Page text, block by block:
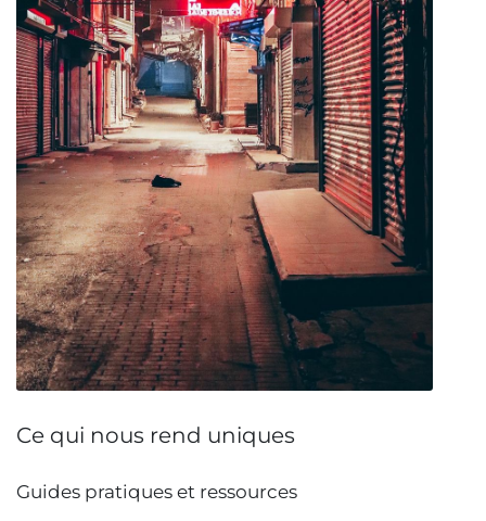
Ce qui nous rend uniques
Guides pratiques et ressources